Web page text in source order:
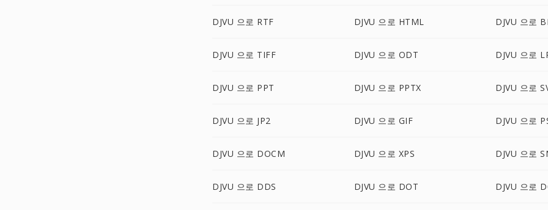
DJVU 으로 RTF DJVU 으로 HTML DJVU 으로
DJVU 으로 TIFF DJVU 으로 ODT DJVU 으로
DJVU 으로 PPT DJVU 으로 PPTX DJVU 으로
DJVU 으로 JP2 DJVU 으로 GIF DJVU 으로
DJVU 으로 DOCM DJVU 으로 XPS DJVU 으로
DJVU 으로 DDS DJVU 으로 DOT DJVU 으로